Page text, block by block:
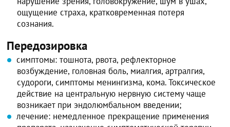
ощущение страха, кратковременная потеря
сознания.
Передозировка
симптомы: тошнота, рвота, рефлекторное
возбуждение, головная боль, миалгия, артралгия,
судороги, симптомы менингизма, кома. Токсическое
действие на центральную нервную систему чаще
возникает при эндолюмбальном введении;
лечение: немедленное прекращение применения